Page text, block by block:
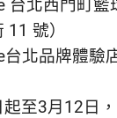
台北西門町籃
號）
體驗店（
至3月12日